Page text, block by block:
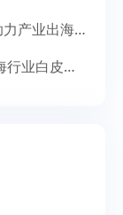
抢位报名！Shoptop【一元代建站】助力产业出海，献礼14周年
Shoptop重磅发布《2023户外露营出海行业白皮书》！聚焦150亿美元市场，探寻增长新机遇